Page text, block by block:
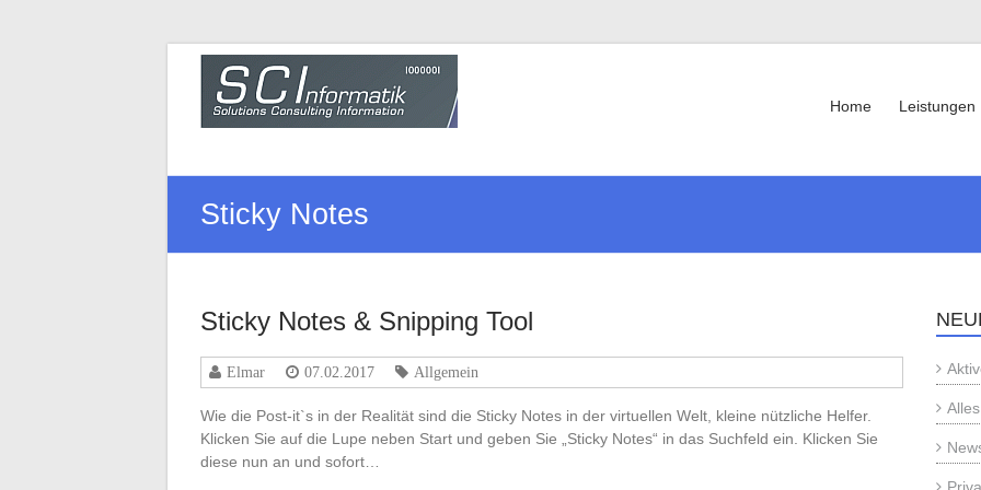
wechselnSCInformatik Home Leistungen
Sticky Notes
Sticky Notes & Snipping Tool
Elmar 07.02.2017 Allgemein
Wie die Post-it`s in der Realität sind die Sticky Notes in der virtuellen Welt, kleine nützliche Helfer.
Klicken Sie auf die Lupe neben Start und geben Sie „Sticky Notes“ in das Suchfeld ein. Klicken Sie
diese nun an und sofort…